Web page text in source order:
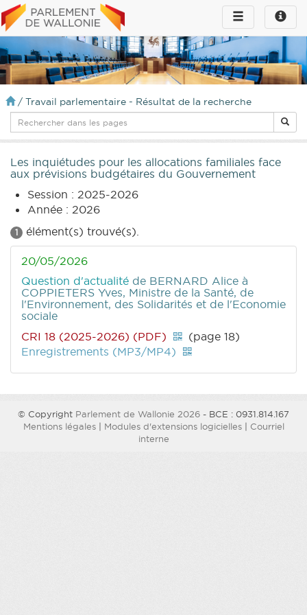
Toggle
infos
Toggle
navigation
/ Travail parlementaire - Résultat de la recherche
Les inquiétudes pour les allocations familiales face
aux prévisions budgétaires du Gouvernement
Session : 2025-2026
Année : 2026
1 élément(s) trouvé(s).
20/05/2026
Question d'actualité de BERNARD Alice à
COPPIETERS Yves, Ministre de la Santé, de
l'Environnement, des Solidarités et de l'Economie
sociale
CRI 18 (2025-2026) (PDF)
(page 18)
Enregistrements (MP3/MP4)
© Copyright Parlement de Wallonie 2026 - BCE : 0931.814.167
Mentions légales| Modules d'extensions logicielles| Courriel
interne